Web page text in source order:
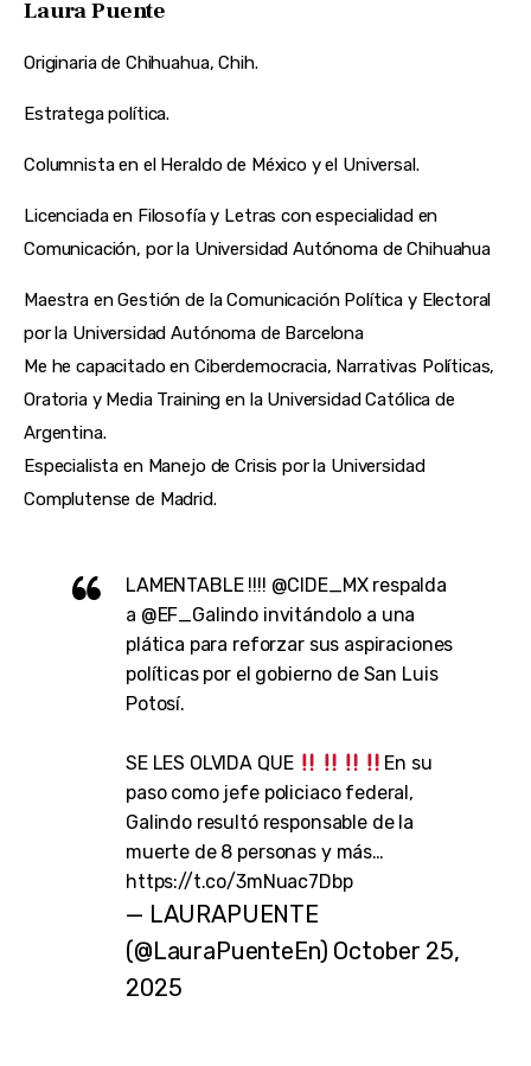
Laura Puente
Originaria de Chihuahua, Chih.
Estratega política.
Columnista en el Heraldo de México y el Universal.
Licenciada en Filosofía y Letras con especialidad en
Comunicación, por la Universidad Autónoma de Chihuahua
Maestra en Gestión de la Comunicación Política y Electoral
por la Universidad Autónoma de Barcelona
Me he capacitado en Ciberdemocracia, Narrativas Políticas,
Oratoria y Media Training en la Universidad Católica de
Argentina.
Especialista en Manejo de Crisis por la Universidad
Complutense de Madrid.
LAMENTABLE !!!! @CIDE_MXrespalda
a @EF_Galindo invitándolo a una
plática para reforzar sus aspiraciones
políticas por el gobierno de San Luis
Potosí.
SE LES OLVIDA QUE
En su
paso como jefe policiaco federal,
Galindo resultó responsable de la
muerte de 8 personas y más…
https://t.co/3mNuac7Dbp
— LAURAPUENTE
(@LauraPuenteEn) October 25,
2025